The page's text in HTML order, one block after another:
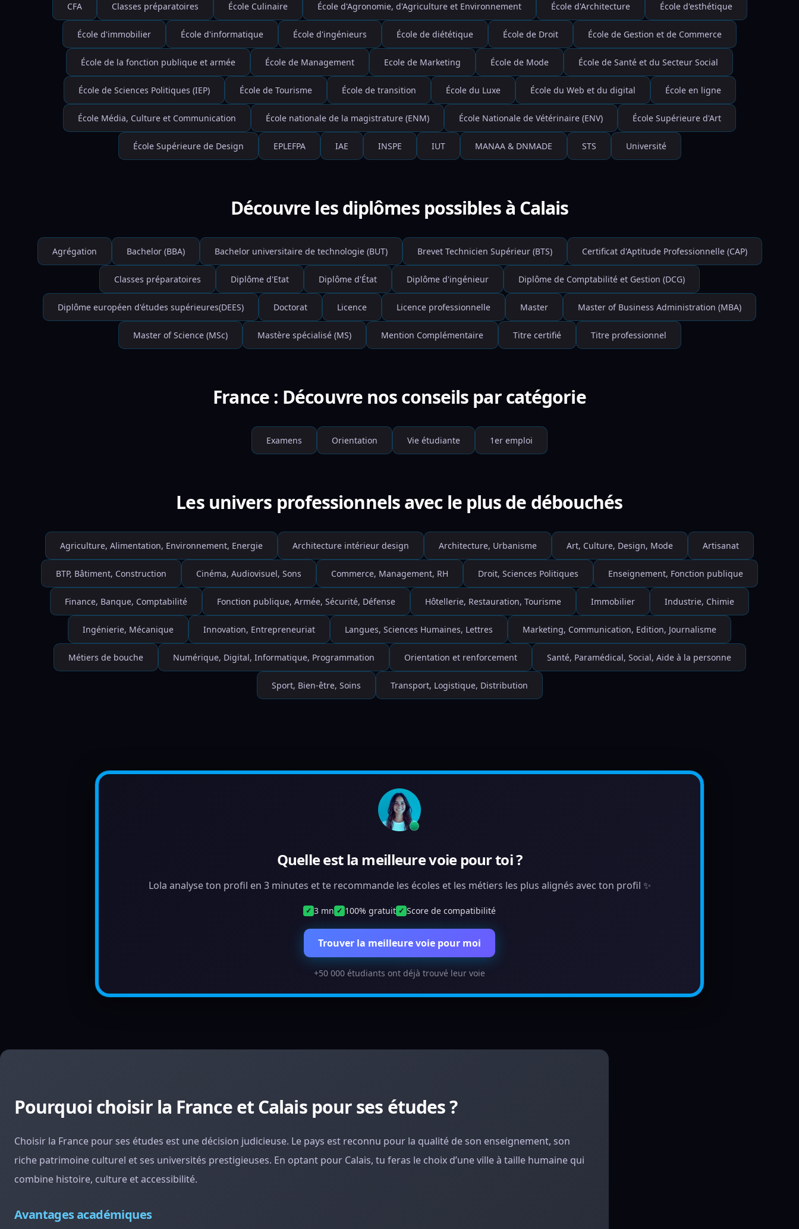
CFA Classes préparatoires École Culinaire École d'Agronomie, d'Agriculture et Environnement École d'Architecture École d'esthétique
École d'immobilier École d'informatique École d'ingénieurs École de diététique École de Droit École de Gestion et de Commerce
École de la fonction publique et armée École de Management Ecole de Marketing École de Mode École de Santé et du Secteur Social
École de Sciences Politiques (IEP) École de Tourisme École de transition École du Luxe École du Web et du digital École en ligne
École Média, Culture et Communication École nationale de la magistrature (ENM) École Nationale de Vétérinaire (ENV) École Supérieure d'Art
École Supérieure de Design EPLEFPA IAE INSPE IUT MANAA & DNMADE STS Université
Découvre les diplômes possibles à Calais
Agrégation Bachelor (BBA) Bachelor universitaire de technologie (BUT) Brevet Technicien Supérieur (BTS) Certificat d'Aptitude Professionnelle (CAP)
Classes préparatoires Diplôme d'Etat Diplôme d'État Diplôme d'ingénieur Diplôme de Comptabilité et Gestion (DCG)
Diplôme européen d'études supérieures(DEES) Doctorat Licence Licence professionnelle Master Master of Business Administration (MBA)
Master of Science (MSc) Mastère spécialisé (MS) Mention Complémentaire Titre certifié Titre professionnel
France : Découvre nos conseils par catégorie
Examens Orientation Vie étudiante 1er emploi
Les univers professionnels avec le plus de débouchés
Agriculture, Alimentation, Environnement, Energie Architecture intérieur design Architecture, Urbanisme Art, Culture, Design, Mode Artisanat
BTP, Bâtiment, Construction Cinéma, Audiovisuel, Sons Commerce, Management, RH Droit, Sciences Politiques Enseignement, Fonction publique
Finance, Banque, Comptabilité Fonction publique, Armée, Sécurité, Défense Hôtellerie, Restauration, Tourisme Immobilier Industrie, Chimie
Ingénierie, Mécanique Innovation, Entrepreneuriat Langues, Sciences Humaines, Lettres Marketing, Communication, Edition, Journalisme
Métiers de bouche Numérique, Digital, Informatique, Programmation Orientation et renforcement Santé, Paramédical, Social, Aide à la personne
Sport, Bien-être, Soins Transport, Logistique, Distribution
Quelle est la meilleure voie pour toi ?
Lola analyse ton profil en 3 minutes et te recommande les écoles et les métiers les plus alignés avec ton profil ✨
✓ 3 mn ✓ 100% gratuit ✓ Score de compatibilité
Trouver la meilleure voie pour moi
+50 000 étudiants ont déjà trouvé leur voie
Pourquoi choisir la France et Calais pour ses études ?
Choisir la France pour ses études est une décision judicieuse. Le pays est reconnu pour la qualité de son enseignement, son
riche patrimoine culturel et ses universités prestigieuses. En optant pour Calais, tu feras le choix d’une ville à taille humaine qui
combine histoire, culture et accessibilité.
Avantages académiques